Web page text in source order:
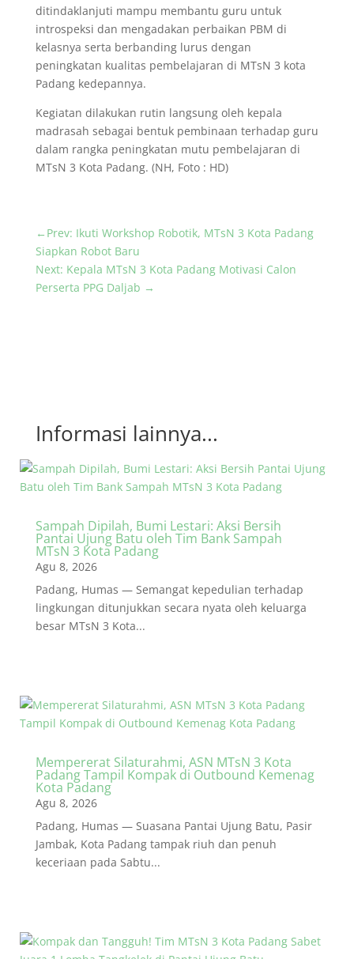
ditindaklanjuti mampu membantu guru untuk
introspeksi dan mengadakan perbaikan PBM di
kelasnya serta berbanding lurus dengan
peningkatan kualitas pembelajaran di MTsN 3 kota
Padang kedepannya.
Kegiatan dilakukan rutin langsung oleh kepala
madrasah sebagai bentuk pembinaan terhadap guru
dalam rangka peningkatan mutu pembelajaran di
MTsN 3 Kota Padang. (NH, Foto : HD)
← Prev: Ikuti Workshop Robotik, MTsN 3 Kota Padang
Siapkan Robot Baru
Next: Kepala MTsN 3 Kota Padang Motivasi Calon
Perserta PPG Daljab →
Informasi lainnya...
Sampah Dipilah, Bumi Lestari: Aksi Bersih
Pantai Ujung Batu oleh Tim Bank Sampah
MTsN 3 Kota Padang
Agu 8, 2026
Padang, Humas — Semangat kepedulian terhadap
lingkungan ditunjukkan secara nyata oleh keluarga
besar MTsN 3 Kota...
Mempererat Silaturahmi, ASN MTsN 3 Kota
Padang Tampil Kompak di Outbound Kemenag
Kota Padang
Agu 8, 2026
Padang, Humas — Suasana Pantai Ujung Batu, Pasir
Jambak, Kota Padang tampak riuh dan penuh
keceriaan pada Sabtu...